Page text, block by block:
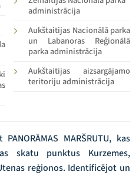
administrācija
Aukštaitijas Nacionālā parka
un Labanoras Reģionālā
parka administrācija
Aukštaitijas aizsargājamo
teritoriju administrācija
MARŠRUTU, kas
skatu punktus Kurzemes,
reģionos. Identificējot un